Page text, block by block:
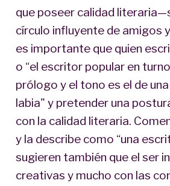
que poseer calidad
círculo influyente de amigos
es importante que quien
o “el escritor popular en
prólogo y el tono es el de
labia" y pretender una
con la calidad literaria.
y la describe como “una
sugieren también que el ser
creativas y mucho con las